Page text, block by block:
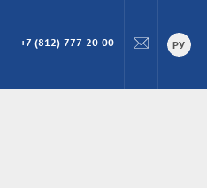
ПОИСК
+7 (812) 777-20-00 РУ